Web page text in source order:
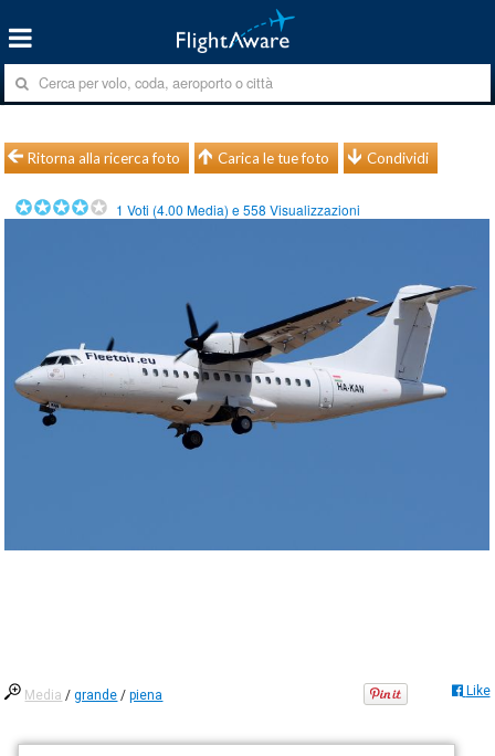
Ritorna alla ricerca foto Carica le tue foto Condividi
1 Voti (4.00 Media) e558 Visualizzazioni
Media /grande /piena Like